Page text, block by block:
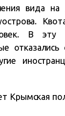
вида на
В эту
отказались
Крымская